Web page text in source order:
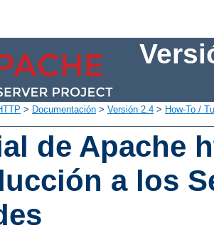
> Documentación > Versión 2.4 > How-To /
de Apache
a los